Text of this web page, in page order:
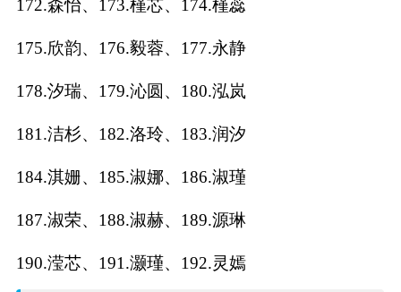
172.森怡、173.槿芯、174.槿蕊
175.欣韵、176.毅蓉、177.永静
178.汐瑞、179.沁圆、180.泓岚
181.洁杉、182.洛玲、183.润汐
184.淇姗、185.淑娜、186.淑瑾
187.淑荣、188.淑赫、189.源琳
190.滢芯、191.灏瑾、192.灵嫣